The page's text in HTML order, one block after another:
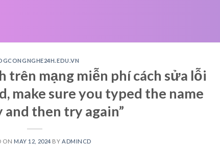
trên mạng miễn phí cách sửa lỗi
make sure you typed the name
then try again”
ON MAY 12, 2024 BY ADMINCD